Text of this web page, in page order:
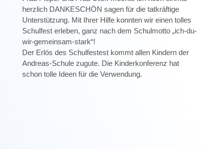
herzlich DANKESCHÖN sagen für die tatkräftige
Unterstützung. Mit Ihrer Hilfe konnten wir einen tolles
Schulfest erleben, ganz nach dem Schulmotto „ich-du-
wir-gemeinsam-stark“!
Der Erlös des Schulfestest kommt allen Kindern der
Andreas-Schule zugute. Die Kinderkonferenz hat
schon tolle Ideen für die Verwendung.